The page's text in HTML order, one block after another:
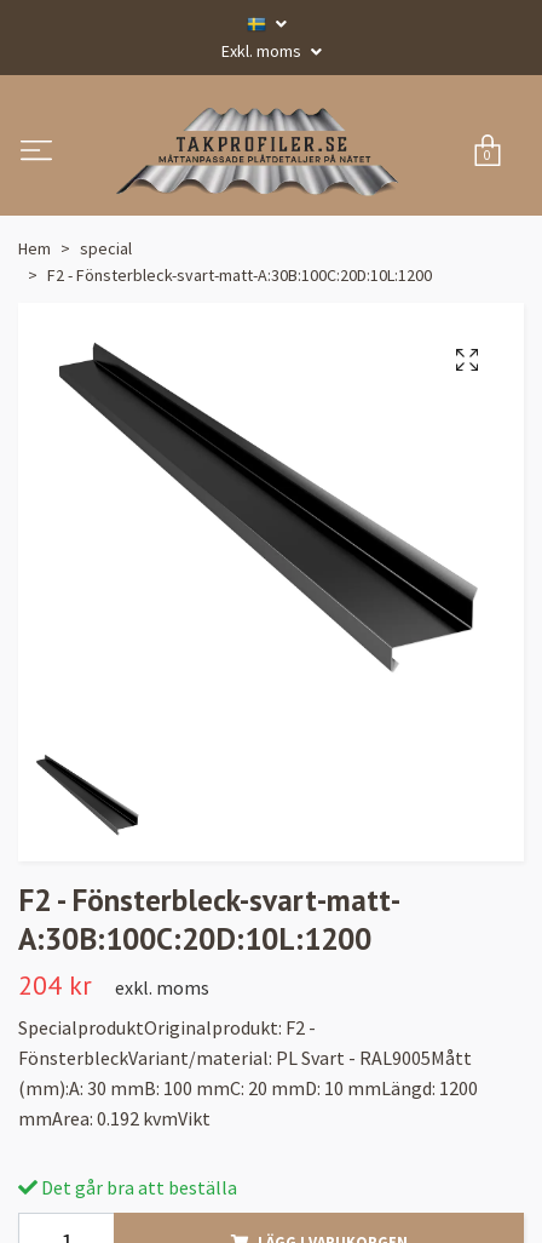
Exkl. moms
0
Hem
special
F2 - Fönsterbleck-svart-matt-A:30B:100C:20D:10L:1200
F2 - Fönsterbleck-svart-matt-
A:30B:100C:20D:10L:1200
204 kr
exkl. moms
SpecialproduktOriginalprodukt: F2 -
FönsterbleckVariant/material: PL Svart - RAL9005Mått
(mm):A: 30 mmB: 100 mmC: 20 mmD: 10 mmLängd: 1200
mmArea: 0.192 kvmVikt
Det går bra att beställa